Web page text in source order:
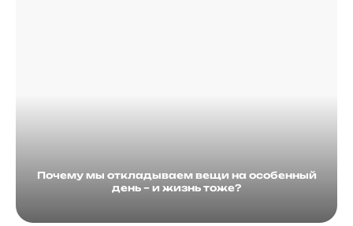
Почему мы откладываем вещи на особенный
день – и жизнь тоже?